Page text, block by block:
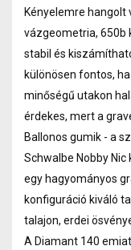
Kényelemre
vázgeometria, 650b
stabil és
különösen fontos,
minőségű utakon
érdekes, mert a
Ballonos gumik - a
Schwalbe Nobby
egy hagyományos
konfiguráció kiváló
talajon, erdei
A Diamant 140